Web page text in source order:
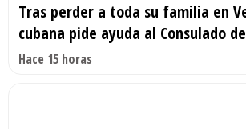
Tras perder a toda su familia en
cubana pide ayuda al Consulado
Hace 15 horas